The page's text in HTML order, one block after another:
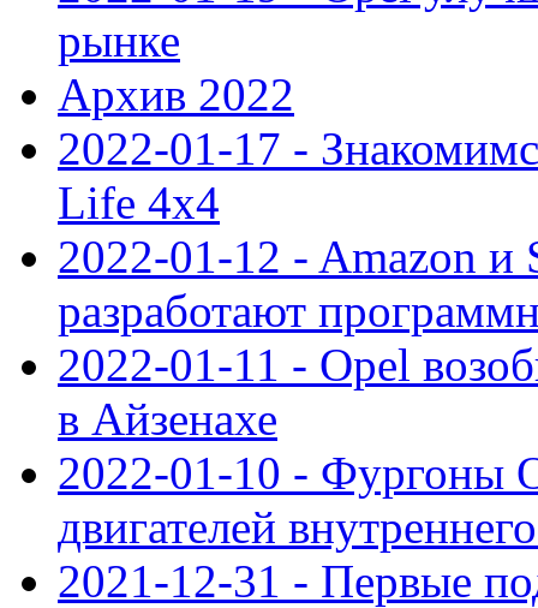
рынке
Архив 2022
2022-01-17 -
Life 4x4
2022-01-12 - Amazon и
разработают
2022-01-11 - Opel
в Айзенахе
2022-01-10 - Фургоны
двигателей
2021-12-31 - Первые